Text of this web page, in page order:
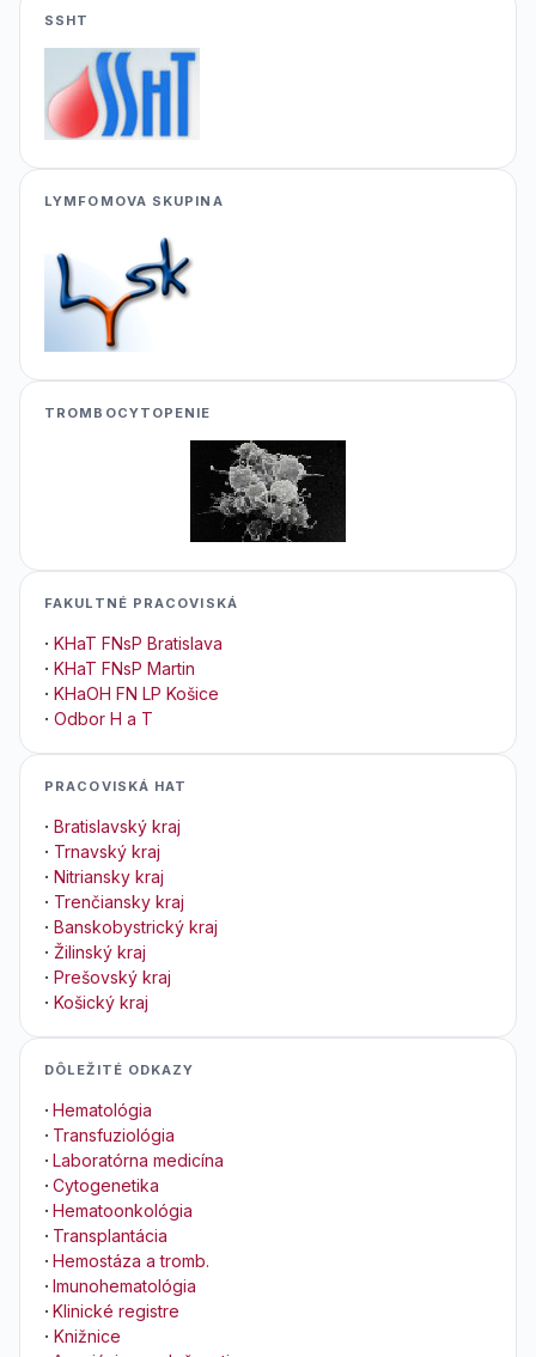
SSHT
LYMFOMOVA SKUPINA
TROMBOCYTOPENIE
FAKULTNÉ PRACOVISKÁ
· KHaT FNsP Bratislava
· KHaT FNsP Martin
· KHaOH FN LP Košice
· Odbor H a T
PRACOVISKÁ HAT
· Bratislavský kraj
· Trnavský kraj
· Nitriansky kraj
· Trenčiansky kraj
· Banskobystrický kraj
· Žilinský kraj
· Prešovský kraj
· Košický kraj
DÔLEŽITÉ ODKAZY
· Hematológia
· Transfuziológia
· Laboratórna medicína
· Cytogenetika
· Hematoonkológia
· Transplantácia
· Hemostáza a tromb.
· Imunohematológia
· Klinické registre
· Knižnice